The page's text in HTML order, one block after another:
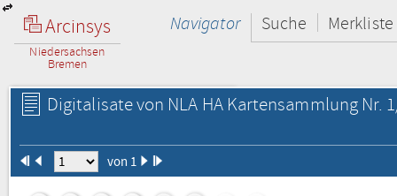
Arcinsys
Niedersachsen
Bremen
Navigator Suche Merkliste
Digitalisate von NLA HA Kartensammlung Nr.
von 1